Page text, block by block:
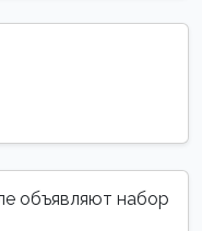
объявляют набор